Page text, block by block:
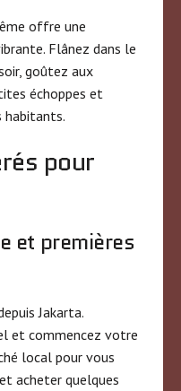
offre une
Flânez dans le
goûtez aux
échoppes et
habitants.
pour
et premières
Jakarta.
et commencez votre
local pour vous
acheter quelques